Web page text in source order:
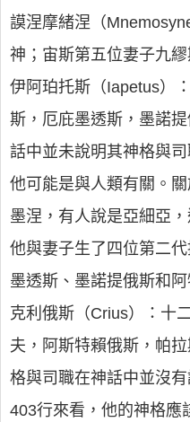
謨涅摩緒涅（
神；宙斯第五位妻子九繆
伊阿珀托斯（Iapetus）
斯，厄庇墨透斯，墨諾
話中並未說明其神格與
他可能是與人類有關。
墨涅，有人說是亞細亞
他與妻子生了四位第二
墨透斯、墨諾提俄斯和阿
克利俄斯（Crius）：十
夫，阿斯特賴俄斯，帕
格與司職在神話中並沒
403行來看，他的神格應